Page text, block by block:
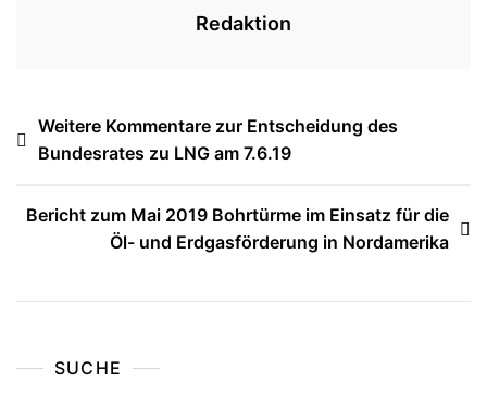
Redaktion
Beitragsnavigation
Weitere Kommentare zur Entscheidung des
Bundesrates zu LNG am 7.6.19
Bericht zum Mai 2019 Bohrtürme im Einsatz für die
Öl- und Erdgasförderung in Nordamerika
SUCHE